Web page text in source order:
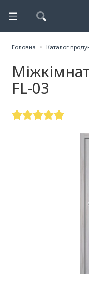
Головна Каталог
FL-03